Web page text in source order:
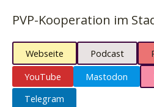
PVP-Kooperation im
Webseite Podcast
YouTube
Mastodon
Telegram